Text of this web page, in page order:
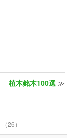
植木銘木100選 ≫
（26）